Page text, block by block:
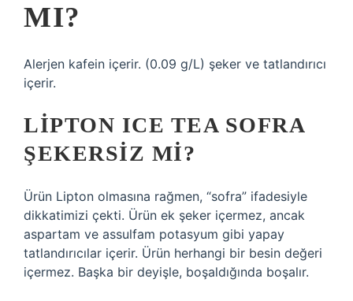
MI?
Alerjen kafein içerir. (0.09 g/L) şeker ve tatlandırıcı
içerir.
LIPTON ICE TEA SOFRA
ŞEKERSIZ MI?
Ürün Lipton olmasına rağmen, “sofra” ifadesiyle
dikkatimizi çekti. Ürün ek şeker içermez, ancak
aspartam ve assulfam potasyum gibi yapay
tatlandırıcılar içerir. Ürün herhangi bir besin değeri
içermez. Başka bir deyişle, boşaldığında boşalır.